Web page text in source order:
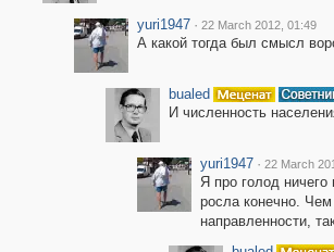
yuri1947 · 22 March 2012, 01:49
А какой тогда был смысл
bualed
И численность
yuri1947 · 22 March
Я про голод ничего
росла конечно.
направленности,